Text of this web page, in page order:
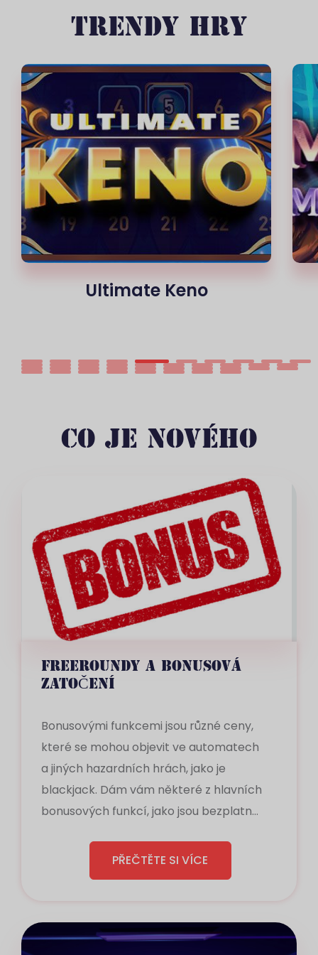
TRENDY HRY
Mythic Menagerie
CO JE NOVÉHO
FREEROUNDY A BONUSOVÁ
ZATOČENÍ
Bonusovými funkcemi jsou různé ceny,
které se mohou objevit ve automatech
a jiných hazardních hrách, jako je
blackjack. Dám vám některé z hlavních
bonusových funkcí, jako jsou bezplatná
zdarma, multiplikátory scatter a bonusy
při spuštění. Otáčení zdarma je naproti
zdarma na automatech občas
Ve světě kasin a zejména v hracích
automatech existují výrazy, které jsou
PŘEČTĚTE SI VÍCE